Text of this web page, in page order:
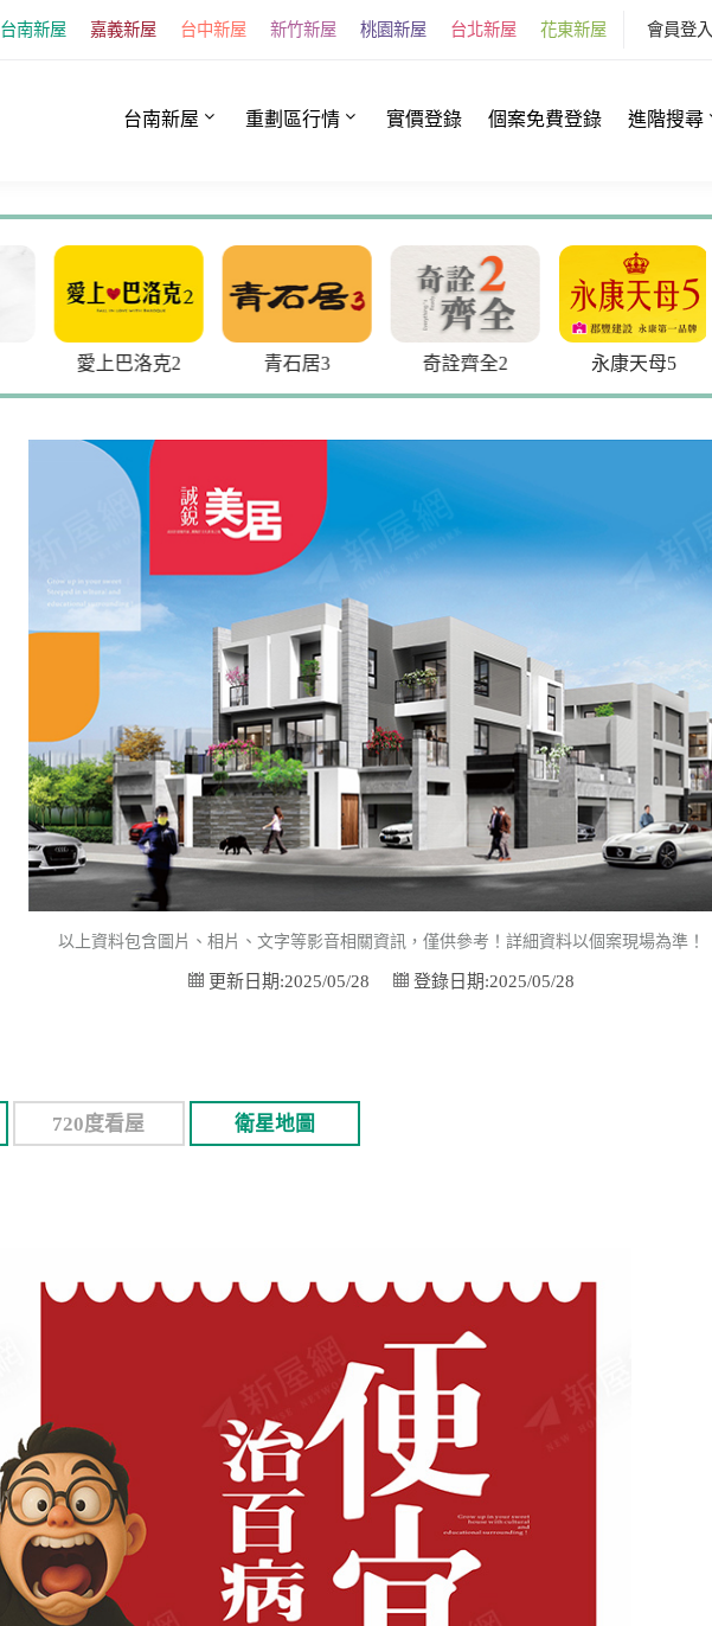
台南新屋 嘉義新屋 台中新屋 新竹新屋 桃園新屋 台北新屋 花東新屋 會員登入
台南新屋 重劃區行情 實價登錄 個案免費登錄 進階搜尋
愛上巴洛克2 青石居3 奇詮齊全2 永康天母5
以上資料包含圖片、相片、文字等影音相關資訊，僅供參考！詳細資料以個案現場為準！
更新日期:2025/05/28 登錄日期:2025/05/28
720度看屋 衛星地圖